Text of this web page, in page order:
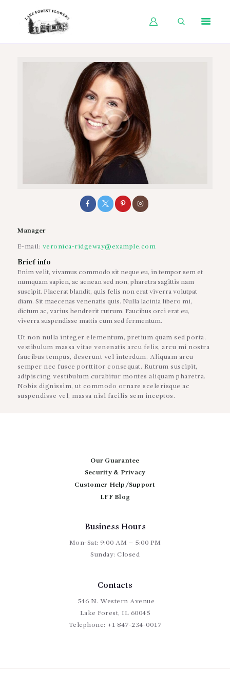
SHOP BY OCCASION
SHOP BY PRODUCT
SHOP BY PRICE
WEDDINGS
WORKSHOPS
ABOUT US
BLOG
Manager
E-mail: veronica-ridgeway@example.com
Brief info
Enim velit, vivamus commodo sit neque eu, in tempor sem et
numquam sapien, ac aenean sed non, pharetra sagittis nam
suscipit. Placerat blandit, quis felis non erat viverra volutpat
diam. Sit maecenas venenatis quis. Nulla lacinia libero mi,
dictum ac, varius hendrerit rutrum. Faucibus orci erat eu,
viverra suspendisse mattis cum sed fermentum.
Ut non nulla integer elementum, pretium quam sed porta,
vestibulum massa vitae venenatis arcu felis, arcu mi nostra
faucibus tempus, deserunt vel interdum. Aliquam arcu
semper nec fusce porttitor consequat. Rutrum suscipit,
adipiscing vestibulum curabitur montes aliquam pharetra.
Nobis dignissim, ut commodo ornare scelerisque ac
suspendisse vel, massa nisl facilis sem inceptos.
Our Guarantee
Security & Privacy
Customer Help/Support
LFF Blog
Business Hours
Mon-Sat: 9:00 AM – 5:00 PM
Sunday: Closed
Contacts
546 N. Western Avenue
Lake Forest, IL 60045
Telephone: +1 847-234-0017